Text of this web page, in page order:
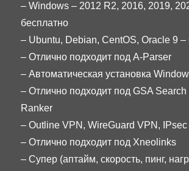
– Windows – 2012 R2, 2016, 2019,
бесплатно
– Ubuntu, Debian, CentOS, Oracle 9 –
– Отлично подходит под A-Parser
– Автоматическая установка
– Отлично подходит под GSA
Ranker
– Outline VPN, WireGuard VPN, IPsec
– Отлично подходит под Xneolinks
– Супер (аптайм, скорость, пинг,